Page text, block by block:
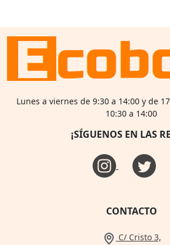
Lunes a viernes de 9:30 a 14:00 y de
10:30 a 14:00
¡SÍGUENOS EN LAS
CONTACTO
C/ Cristo 3,